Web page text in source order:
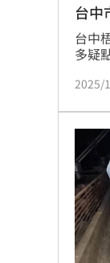
台中
台中
多疑
進應
事」
患「
2025/